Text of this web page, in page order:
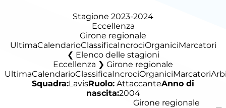
Stagione 2023-2024
Eccellenza
Girone regionale
UltimaCalendarioClassificaIncrociOrganiciMarcatori
Elenco delle stagioni
Eccellenza ❯ Girone regionale
UltimaCalendarioClassificaIncrociOrganiciMarcatori
Squadra:LavisRuolo: AttaccanteAnno di
nascita:2004
Girone regionale